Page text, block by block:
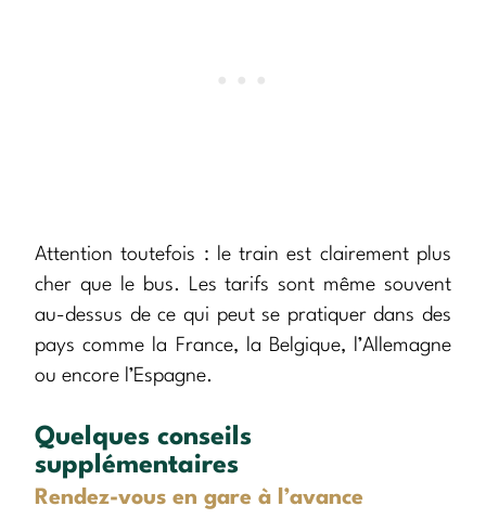
Attention toutefois : le train est clairement plus
cher que le bus. Les tarifs sont même souvent
au-dessus de ce qui peut se pratiquer dans des
pays comme la France, la Belgique, l’Allemagne
ou encore l’Espagne.
Quelques conseils
supplémentaires
Rendez-vous en gare à l’avance